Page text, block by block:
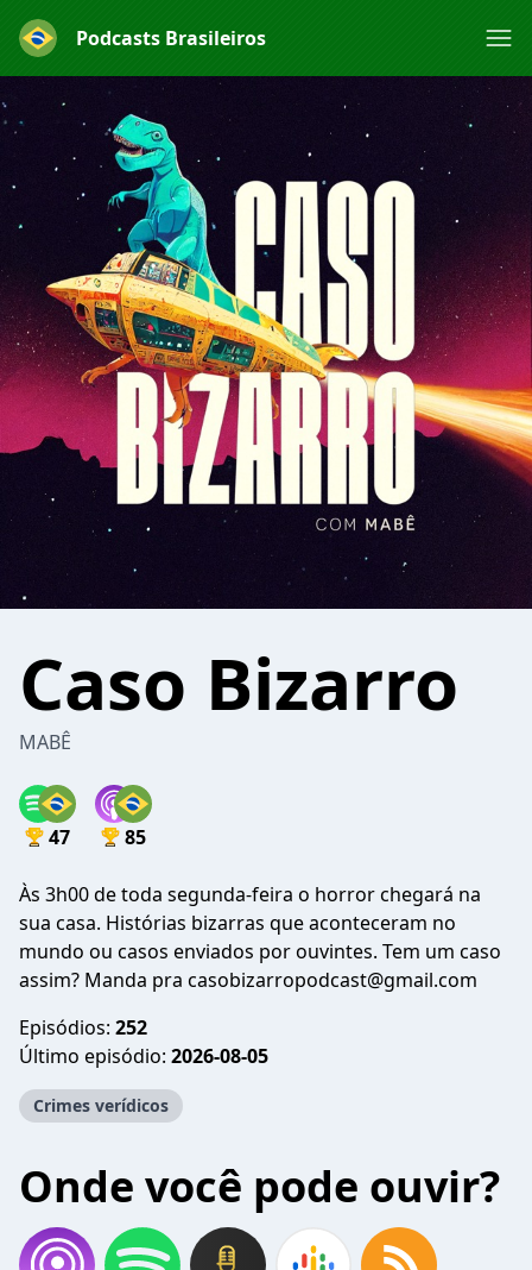
Podcasts Brasileiros
Caso Bizarro
MABÊ
47 85
Às 3h00 de toda segunda-feira o horror chegará na
sua casa. Histórias bizarras que aconteceram no
mundo ou casos enviados por ouvintes. Tem um caso
assim? Manda pra casobizarropodcast@gmail.com
Episódios: 252
Último episódio: 2026-08-05
Crimes verídicos
Onde você pode ouvir?